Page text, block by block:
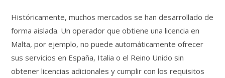
Históricamente, muchos mercados se han desarrollado de
forma aislada. Un operador que obtiene una licencia en
Malta, por ejemplo, no puede automáticamente ofrecer
sus servicios en España, Italia o el Reino Unido sin
obtener licencias adicionales y cumplir con los requisitos